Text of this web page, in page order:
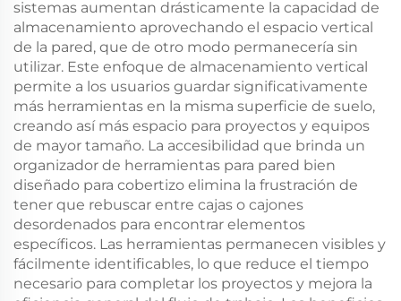
sistemas aumentan drásticamente la capacidad de
almacenamiento aprovechando el espacio vertical
de la pared, que de otro modo permanecería sin
utilizar. Este enfoque de almacenamiento vertical
permite a los usuarios guardar significativamente
más herramientas en la misma superficie de suelo,
creando así más espacio para proyectos y equipos
de mayor tamaño. La accesibilidad que brinda un
organizador de herramientas para pared bien
diseñado para cobertizo elimina la frustración de
tener que rebuscar entre cajas o cajones
desordenados para encontrar elementos
específicos. Las herramientas permanecen visibles y
fácilmente identificables, lo que reduce el tiempo
necesario para completar los proyectos y mejora la